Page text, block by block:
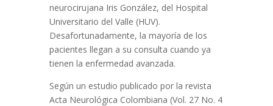
neurocirujana Iris González, del Hospital
Universitario del Valle (HUV).
Desafortunadamente, la mayoría de los
pacientes llegan a su consulta cuando ya
tienen la enfermedad avanzada.
Según un estudio publicado por la revista
Acta Neurológica Colombiana (Vol. 27 No. 4